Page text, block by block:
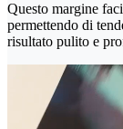
Questo margine
permettendo di
risultato pulito e